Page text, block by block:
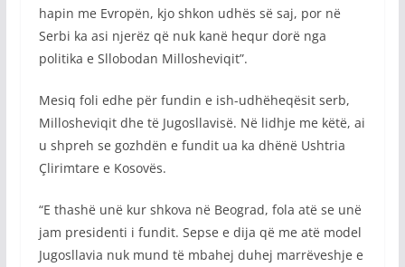
hapin me Evropën, kjo shkon udhës së saj, por në
Serbi ka asi njerëz që nuk kanë hequr dorë nga
politika e Sllobodan Millosheviqit”.
Mesiq foli edhe për fundin e ish-udhëheqësit serb,
Millosheviqit dhe të Jugosllavisë. Në lidhje me këtë, ai
u shpreh se gozhdën e fundit ua ka dhënë Ushtria
Çlirimtare e Kosovës.
“E thashë unë kur shkova në Beograd, fola atë se unë
jam presidenti i fundit. Sepse e dija që me atë model
Jugosllavia nuk mund të mbahej duhej marrëveshje e